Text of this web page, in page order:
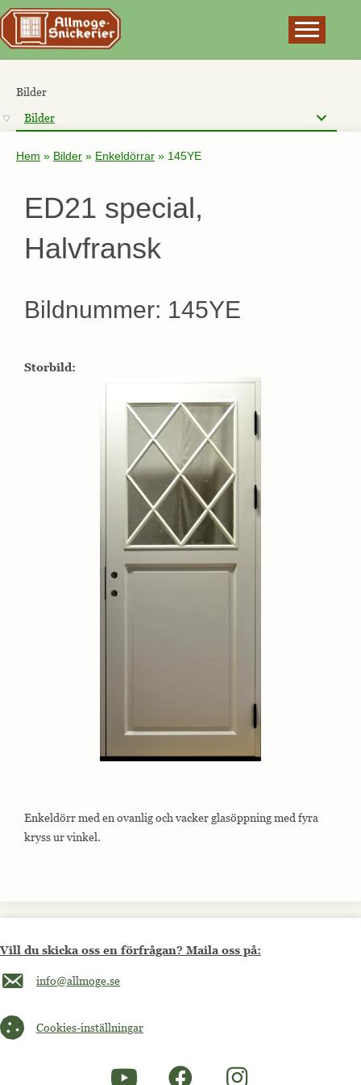
Bilder
Bilder
Hem » Bilder » Enkeldörrar » 145YE
ED21 special,
Halvfransk
Bildnummer: 145YE
Storbild:
Enkeldörr med en ovanlig och vacker glasöppning med fyra
kryss ur vinkel.
Vill du skicka oss en förfrågan? Maila oss på:
Maila oss på info@allmoge.se
info@allmoge.se
Cookies-inställningar
Cookies-inställningar